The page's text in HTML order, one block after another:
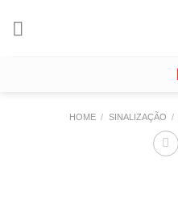
HOME / SINALIZAÇÃO /